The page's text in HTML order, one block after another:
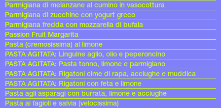
Parmigiana di melanzane al cumino in vasocottura
Parmigiana di zucchine con yogurt greco
Parmigiana fredda con mozzarella di bufala
Passion Fruit Margarita
Pasta (cremosissima) al limone
PASTA AGITATA: Linguine aglio, olio e peperoncino
PASTA AGITATA: Pasta tonno, limone e parmigiano
PASTA AGITATA: Rigatoni cime di rapa, acciughe e muddica
PASTA AGITATA: Rigatoni con feta e limone
Pasta agli asparagi con burrata, limone e acciughe
Pasta ai fagioli e salvia (velocissima)